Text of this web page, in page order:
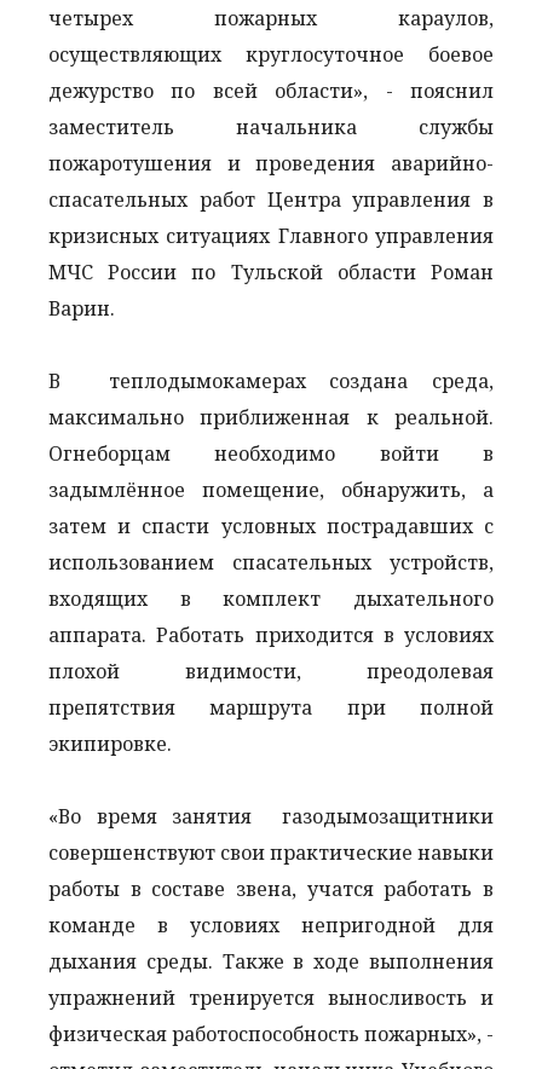
четырех пожарных караулов,
осуществляющих круглосуточное боевое
дежурство по всей области», - пояснил
заместитель начальника службы
пожаротушения и проведения аварийно-
спасательных работ Центра управления в
кризисных ситуациях Главного управления
МЧС России по Тульской области Роман
Варин.
В теплодымокамерах создана среда,
максимально приближенная к реальной.
Огнеборцам необходимо войти в
задымлённое помещение, обнаружить, а
затем и спасти условных пострадавших с
использованием спасательных устройств,
входящих в комплект дыхательного
аппарата. Работать приходится в условиях
плохой видимости, преодолевая
препятствия маршрута при полной
экипировке.
«Во время занятия газодымозащитники
совершенствуют свои практические навыки
работы в составе звена, учатся работать в
команде в условиях непригодной для
дыхания среды. Также в ходе выполнения
упражнений тренируется выносливость и
физическая работоспособность пожарных», -